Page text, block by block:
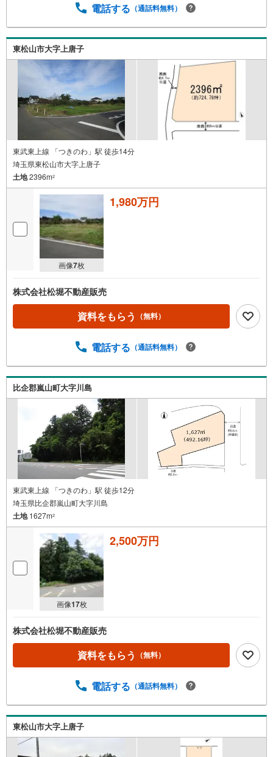
電話する （通話料無料）
東松山市大字上唐子
東武東上線 「つきのわ」駅 徒歩14分
埼玉県東松山市大字上唐子
土地2396m2
画像7枚
1,980万円
株式会社松堀不動産販売
資料をもらう （無料）
電話する （通話料無料）
比企郡嵐山町大字川島
東武東上線 「つきのわ」駅 徒歩12分
埼玉県比企郡嵐山町大字川島
土地1627m2
画像17枚
2,500万円
株式会社松堀不動産販売
資料をもらう （無料）
電話する （通話料無料）
東松山市大字上唐子